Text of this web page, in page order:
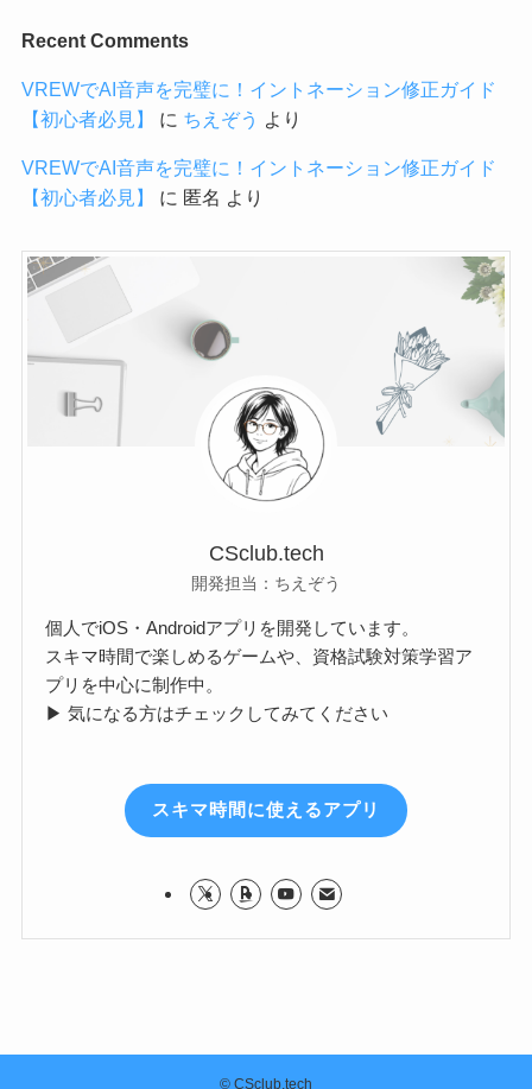
Recent Comments
VREWでAI音声を完璧に！イントネーション修正ガイド
【初心者必見】
に ちえぞう より
VREWでAI音声を完璧に！イントネーション修正ガイド
【初心者必見】
に 匿名 より
CSclub.tech
開発担当：ちえぞう
個人でiOS・Androidアプリを開発しています。
スキマ時間で楽しめるゲームや、資格試験対策学習ア
プリを中心に制作中。
▶ 気になる方はチェックしてみてください
スキマ時間に使えるアプリ
© CSclub.tech